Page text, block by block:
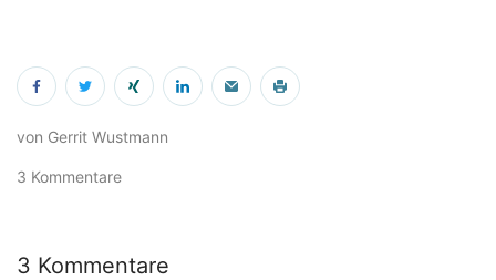
von Gerrit Wustmann
3 Kommentare
3 Kommentare